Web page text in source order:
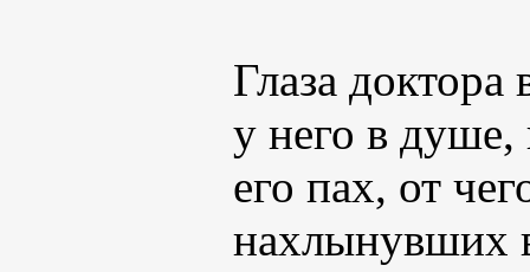
Глаза
у него в
его пах, от
нахлынувших